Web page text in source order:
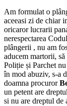
Am formulat o
aceeasi zi de chiar
oricaror lucrarii
nerespectarea
plângerii , nu am
aducem martorii,
Poliție și Parchet
în mod abuziv, s-a
doamna procuror
un petent are
si nu are dreptul de